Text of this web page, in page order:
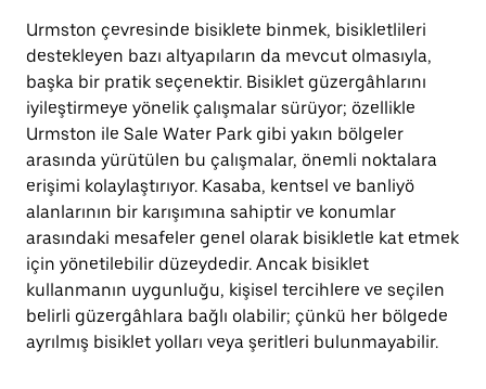
Urmston çevresinde bisiklete binmek, bisikletlileri
destekleyen bazı altyapıların da mevcut olmasıyla,
başka bir pratik seçenektir. Bisiklet güzergâhlarını
iyileştirmeye yönelik çalışmalar sürüyor; özellikle
Urmston ile Sale Water Park gibi yakın bölgeler
arasında yürütülen bu çalışmalar, önemli noktalara
erişimi kolaylaştırıyor. Kasaba, kentsel ve banliyö
alanlarının bir karışımına sahiptir ve konumlar
arasındaki mesafeler genel olarak bisikletle kat etmek
için yönetilebilir düzeydedir. Ancak bisiklet
kullanmanın uygunluğu, kişisel tercihlere ve seçilen
belirli güzergâhlara bağlı olabilir; çünkü her bölgede
ayrılmış bisiklet yolları veya şeritleri bulunmayabilir.